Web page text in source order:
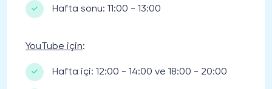
Hafta sonu: 11:00 - 13:00
YouTube için:
Hafta içi: 12:00 - 14:00 ve 18:00 - 20:00